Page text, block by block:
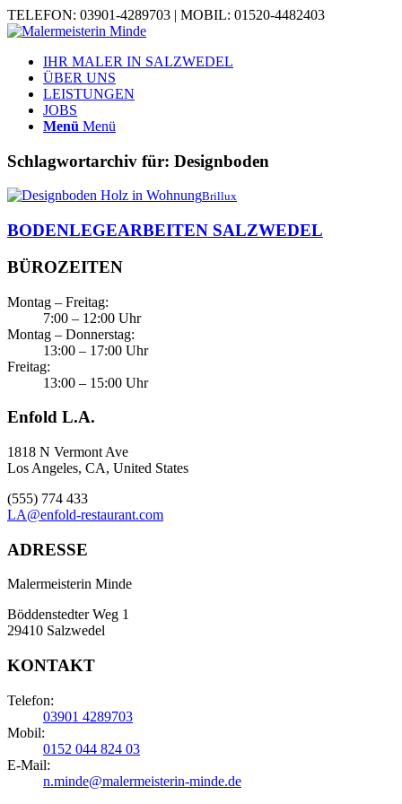
TELEFON: 03901-4289703 | MOBIL: 01520-4482403
IHR MALER IN SALZWEDEL
ÜBER UNS
LEISTUNGEN
JOBS
Menü Menü
Schlagwortarchiv für: Designboden
Brillux
BODENLEGEARBEITEN SALZWEDEL
BÜROZEITEN
Montag – Freitag:
7:00 – 12:00 Uhr
Montag – Donnerstag:
13:00 – 17:00 Uhr
Freitag:
13:00 – 15:00 Uhr
Enfold L.A.
1818 N Vermont Ave
Los Angeles, CA, United States
(555) 774 433
LA@enfold-restaurant.com
ADRESSE
Malermeisterin Minde
Böddenstedter Weg 1
29410 Salzwedel
KONTAKT
Telefon:
03901 4289703
Mobil:
0152 044 824 03
E-Mail:
n.minde@malermeisterin-minde.de